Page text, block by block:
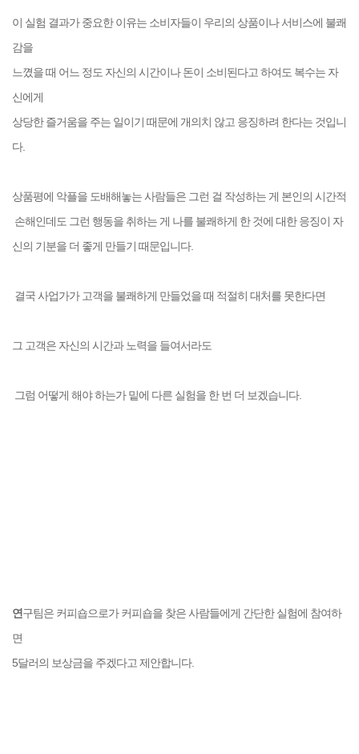
이 실험 결과가 중요한 이유는 소비자들이 우리의 상품이나 서비스에 불쾌
감을
느꼈을 때 어느 정도 자신의 시간이나 돈이 소비된다고 하여도 복수는 자
신에게
상당한 즐거움을 주는 일이기 때문에 개의치 않고 응징하려 한다는 것입니
다.
상품평에 악플을 도배해놓는 사람들은 그런 걸 작성하는 게 본인의 시간적
손해인데도 그런 행동을 취하는 게 나를 불쾌하게 한 것에 대한 응징이 자
신의 기분을 더 좋게 만들기 때문입니다.
결국 사업가가 고객을 불쾌하게 만들었을 때 적절히 대처를 못한다면
그 고객은 자신의 시간과 노력을 들여서라도
그럼 어떻게 해야 하는가 밑에 다른 실험을 한 번 더 보겠습니다.
연구팀은 커피숍으로가 커피숍을 찾은 사람들에게 간단한 실험에 참여하
면
5달러의 보상금을 주겠다고 제안합니다.